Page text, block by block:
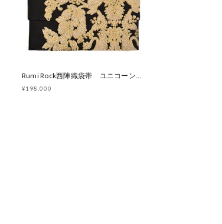
Rumi Rock西陣織袋帯 ユニコーン ブラックゴールド [E587]
¥198,000